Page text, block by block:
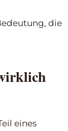
die
eines